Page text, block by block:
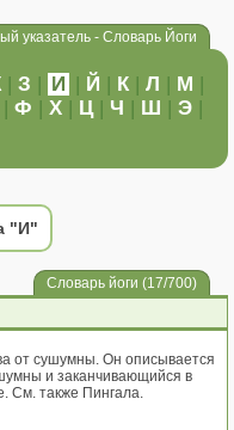
указатель - Словарь Йоги
| З | И | Й | К | Л | М |
| Ф | Х | Ц| Ч | Ш | Э |
"И"
Словарь йоги (17/700)
от сушумны. Он описывается
и заканчивающийся в
См. также Пингала.